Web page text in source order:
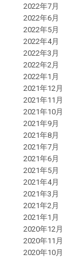
2022年7月
2022年6月
2022年5月
2022年4月
2022年3月
2022年2月
2022年1月
2021年12月
2021年11月
2021年10月
2021年9月
2021年8月
2021年7月
2021年6月
2021年5月
2021年4月
2021年3月
2021年2月
2021年1月
2020年12月
2020年11月
2020年10月